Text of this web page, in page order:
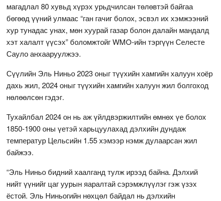
магадлал 80 хувьд хүрэх урьдчилсан төлөвтэй байгаа
бөгөөд үүний улмаас “ган гачиг болох, эсвэл их хэмжээний
хур тунадас унах, мөн хуурай газар болон далайн мандалд
хэт халалт үүсэх” боломжтойг WMO-ийн тэргүүн Селесте
Сауло анхааруулжээ.
Сүүлийн Эль Ниньо 2023 оныг түүхийн хамгийн халуун хоёр
дахь жил, 2024 оныг түүхийн хамгийн халуун жил болгоход
нөлөөлсөн гэдэг.
Тухайлбал 2024 он нь аж үйлдвэржилтийн өмнөх үе болох
1850-1900 оны үетэй харьцуулахад дэлхийн дундаж
температур Цельсийн 1.55 хэмээр нэмж дулаарсан жил
байжээ.
“Эль Ниньо бидний хаалганд тулж ирээд байна. Дэлхий
нийт үүнийг цаг уурын яаралтай сэрэмжлүүлэг гэж үзэх
ёстой. Эль Ниньогийн нөхцөл байдал нь дэлхийн